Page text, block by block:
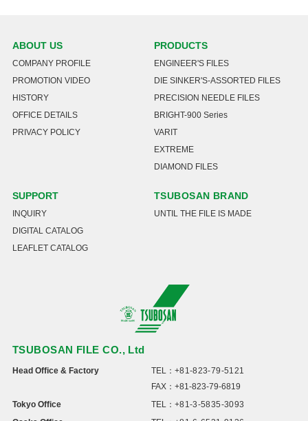
TSUBOSAN FILE CO., Ltd
Head Office & Factory TEL： +81-823-79-5121
FAX：+81-823-79-6819
Tokyo Office
TEL： +81-3-5835-3093
ABOUT US
COMPANY PROFILE
PROMOTION VIDEO
HISTORY
OFFICE DETAILS
PRIVACY POLICY
PRODUCTS
ENGINEER'S FILES
DIE SINKER'S-ASSORTED FILES
PRECISION NEEDLE FILES
BRIGHT-900 Series
VARIT
EXTREME
DIAMOND FILES
SUPPORT
INQUIRY
DIGITAL CATALOG
LEAFLET CATALOG
TSUBOSAN BRAND
UNTIL THE FILE IS MADE